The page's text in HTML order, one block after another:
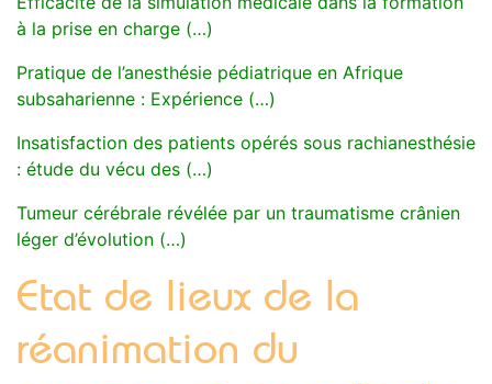
à la prise en charge (…)
Pratique de l’anesthésie pédiatrique en Afrique
subsaharienne : Expérience (…)
Insatisfaction des patients opérés sous rachianesthésie
: étude du vécu des (…)
Tumeur cérébrale révélée par un traumatisme crânien
léger d’évolution (…)
Etat de lieux de la
réanimation du